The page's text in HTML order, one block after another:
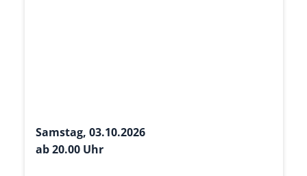
Samstag, 03.10.2026
ab 20.00 Uhr